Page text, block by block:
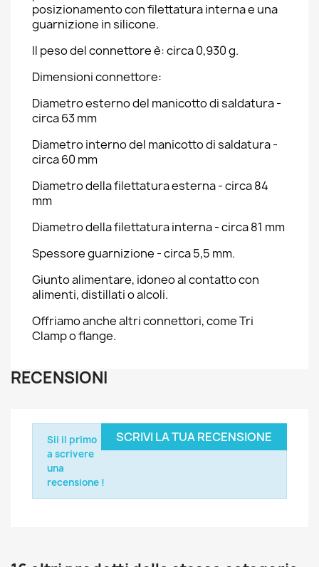
posizionamento con filettatura interna e una
guarnizione in silicone.
Il peso del connettore è: circa 0,930 g.
Dimensioni connettore:
Diametro esterno del manicotto di saldatura -
circa 63 mm
Diametro interno del manicotto di saldatura -
circa 60 mm
Diametro della filettatura esterna - circa 84
mm
Diametro della filettatura interna - circa 81 mm
Spessore guarnizione - circa 5,5 mm.
Giunto alimentare, idoneo al contatto con
alimenti, distillati o alcoli.
Offriamo anche altri connettori, come Tri
Clamp o flange.
RECENSIONI
SCRIVI LA TUA RECENSIONE
Sii il primo
a scrivere
una
recensione !